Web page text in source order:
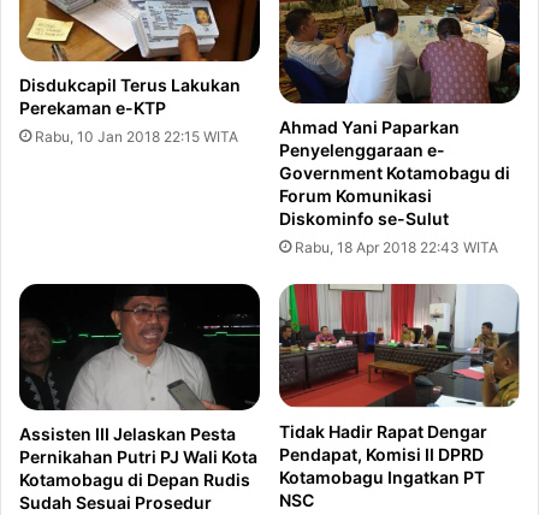
Disdukcapil Terus Lakukan
Perekaman e-KTP
Rabu, 10 Jan 2018 22:15 WITA
Ahmad Yani Paparkan
Penyelenggaraan e-
Government Kotamobagu di
Forum Komunikasi
Diskominfo se-Sulut
Rabu, 18 Apr 2018 22:43 WITA
Assisten III Jelaskan Pesta
Pernikahan Putri PJ Wali Kota
Kotamobagu di Depan Rudis
Sudah Sesuai Prosedur
Tidak Hadir Rapat Dengar
Pendapat, Komisi II DPRD
Kotamobagu Ingatkan PT
NSC